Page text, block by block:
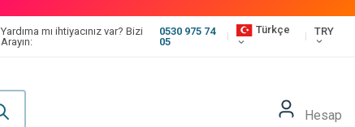
Yardıma mı ihtiyacınız var? Bizi
Arayın:
0530 975 74
05
Türkçe TRY
Hesap